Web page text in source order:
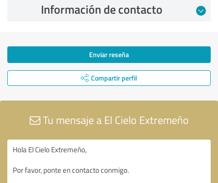
Información de contacto
Enviar reseña
Compartir perfil
Tu mensaje a El Cielo Extremeño